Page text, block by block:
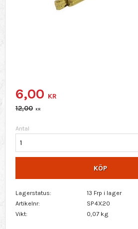
Nedsatt pris:
6,00 KR
Ordinarie pris:
12,00 KR
Antal
KÖP
Lagerstatus
13 Frp i lager
Artikelnr
SP4X20
Vikt
0,07 kg